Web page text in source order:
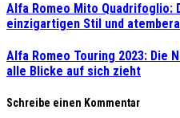
Alfa Romeo Mito Quadrifoglio:
einzigartigen Stil und
Alfa Romeo Touring 2023: Die
alle Blicke auf sich zieht
Schreibe einen Kommentar